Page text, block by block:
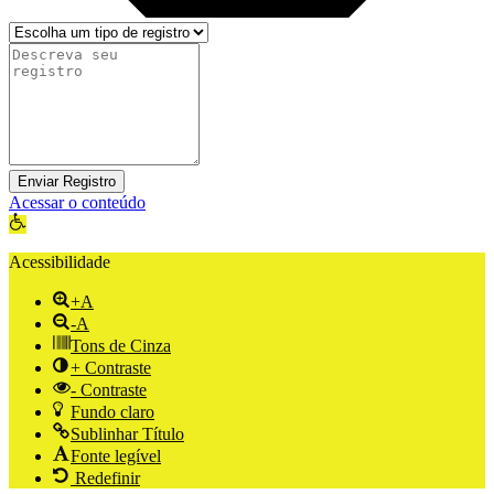
Enviar Registro
Acessar o conteúdo
Abrir a barra de ferramentas
Acessibilidade
+A
-A
Tons de Cinza
+ Contraste
- Contraste
Fundo claro
Sublinhar Título
Fonte legível
Redefinir